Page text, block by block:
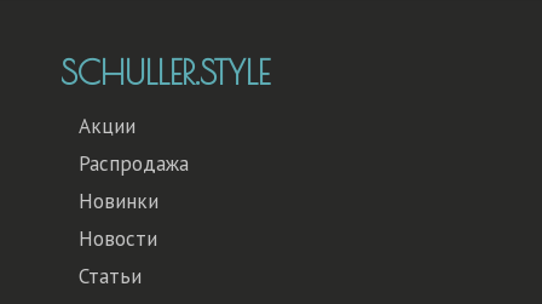
SCHULLER.STYLE
Акции
Распродажа
Новинки
Новости
Статьи